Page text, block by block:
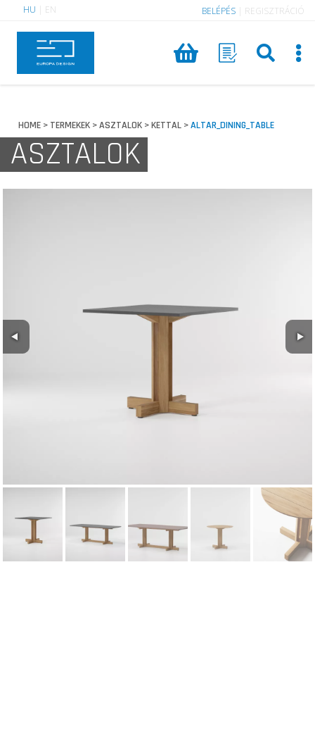
HU EN BELÉPÉS REGISZTRÁCIÓ
HOME > TERMEKEK >ASZTALOK >KETTAL >ALTAR_DINING_TABLE
ASZTALOK